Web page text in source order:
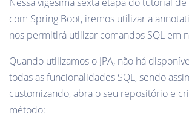
com Spring Boot, iremos utilizar a
nos permitirá utilizar comandos SQL em
Quando utilizamos o JPA, não há
todas as funcionalidades SQL, sendo
customizando, abra o seu repositório e
método: